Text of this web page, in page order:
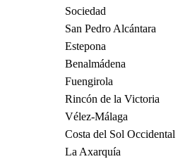
Sociedad
San Pedro Alcántara
Estepona
Benalmádena
Fuengirola
Rincón de la Victoria
Vélez-Málaga
Costa del Sol Occidental
La Axarquía